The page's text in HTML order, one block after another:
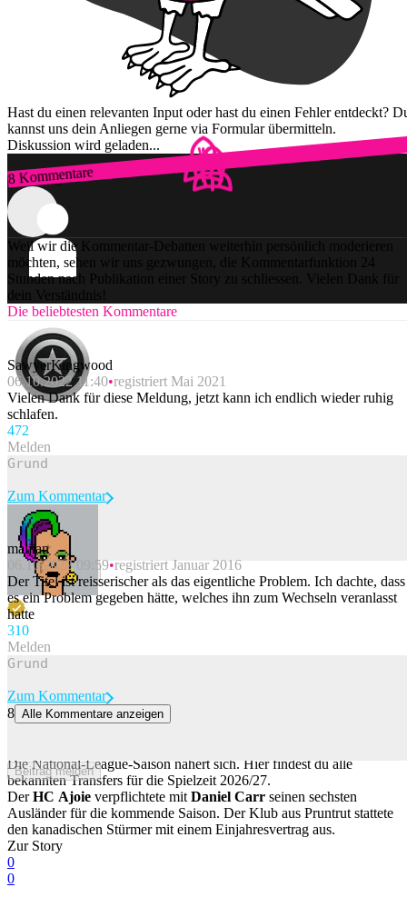
Hast du einen relevanten Input oder hast du einen Fehler entdeckt?
kannst uns dein Anliegen gerne via Formular übermitteln.
Diskussion wird geladen...
8 Kommentare
Zum Login
Weil wir die Kommentar-Debatten weiterhin persönlich moderieren
möchten, sehen wir uns gezwungen, die Kommentarfunktion 24
Stunden nach Publikation einer Story zu schliessen. Vielen Dank für
dein Verständnis!
Die beliebtesten Kommentare
SawyerKingwood
06.10.2022 11:40 registriert Mai 2021
Vielen Dank für diese Meldung, jetzt kann ich endlich wieder ruhig
schlafen.
472
Melden
Beitrag melden
Zum Kommentar
maljian
06.10.2022 09:59 registriert Januar 2016
Der Titel ist reisserischer als das eigentliche Problem. Ich dachte, dass
es ein Problem gegeben hätte, welches ihn zum Wechseln veranlasst
hatte
310
Melden
Beitrag melden
Zum Kommentar
8 Alle Kommentare anzeigen
Die National-League-Saison nähert sich. Hier findest du alle
bekannten Transfers für die Spielzeit 2026/27.
DerHC Ajoie verpflichtete mit Daniel Carr seinen sechsten
Ausländer für die kommende Saison. Der Klub aus Pruntrut stattete
den kanadischen Stürmer mit einem Einjahresvertrag aus.
Zur Story
0
0